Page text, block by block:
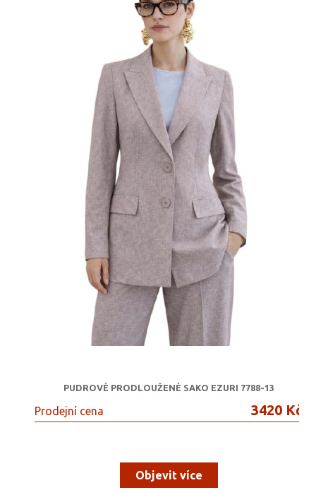
PUDROVÉ PRODLOUŽENÉ SAKO EZURI 7788-13
Prodejní cena 3420 Kč
Objevit více